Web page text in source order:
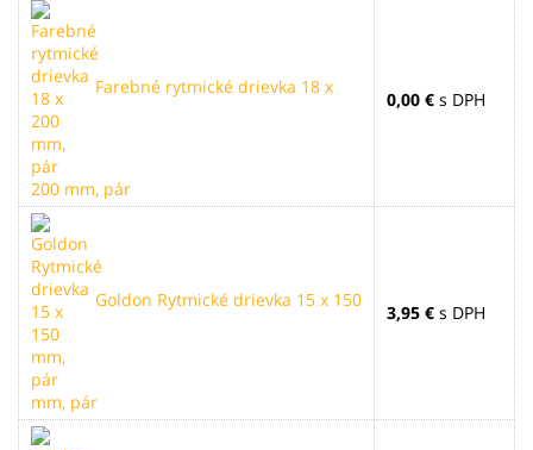
Farebné rytmické drievka 18 x
200 mm, pár
0,00 € s DPH
Goldon Rytmické drievka 15 x 150
mm, pár
3,95 € s DPH